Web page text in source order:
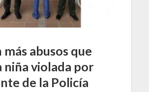
más abusos que
niña violada por
de la Policía